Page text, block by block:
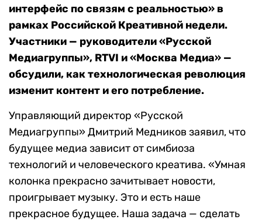
интерфейс по связям с реальностью» в
рамках Российской Креативной недели.
Участники — руководители «Русской
Медиагруппы», RTVI и «Москва Медиа» —
обсудили, как технологическая революция
изменит контент и его потребление.
Управляющий директор «Русской
Медиагруппы» Дмитрий Медников заявил, что
будущее медиа зависит от симбиоза
технологий и человеческого креатива. «Умная
колонка прекрасно зачитывает новости,
проигрывает музыку. Это и есть наше
прекрасное будущее. Наша задача — сделать